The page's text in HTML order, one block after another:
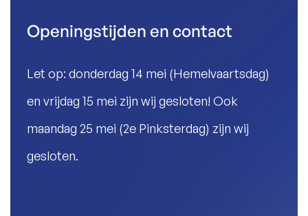
Openingstijden en contact
Let op: donderdag 14 mei (Hemelvaartsdag)
en vrijdag 15 mei zijn wij gesloten! Ook
maandag 25 mei (2e Pinksterdag) zijn wij
gesloten.